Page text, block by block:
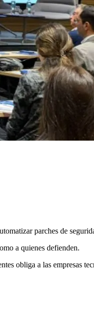
parches de
a quienes defienden.
obliga a las empresas